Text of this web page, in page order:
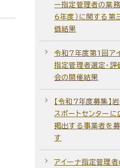
ー指定管理者の業務
6年度）に関する第
価結果
令和7年度第1回ア
指定管理者選定・評
会の開催結果
【令和7年度募集】
スポートセンターに
掲出する事業者を募
す
アイーナ指定管理者